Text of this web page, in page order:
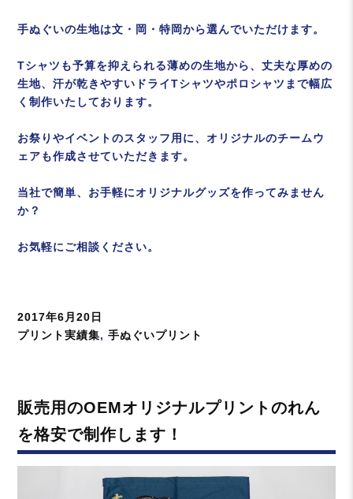
手ぬぐいの生地は文・岡・特岡から選んでいただけます。
Tシャツも予算を抑えられる薄めの生地から、丈夫な厚めの
生地、汗が乾きやすいドライTシャツやポロシャツまで幅広
く制作いたしております。
お祭りやイベントのスタッフ用に、オリジナルのチームウ
ェアも作成させていただきます。
当社で簡単、お手軽にオリジナルグッズを作ってみません
か？
お気軽にご相談ください。
投
稿
2017年6月20日
カ
ー
プリント実績集,手ぬぐいプリント
販売用のOEMオリジナルプリントのれん
を格安で制作します！